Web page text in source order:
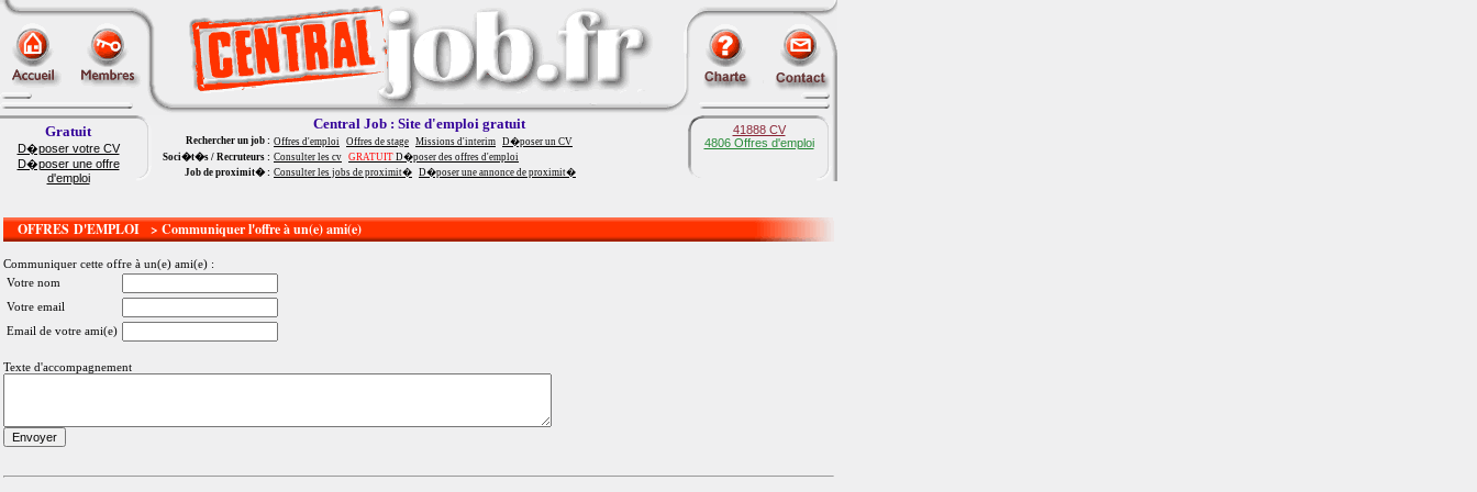
Gratuit
D�poser votre CV
D�poser une offre
d'emploi
Central Job : Site d'emploi gratuit
Rechercher un job : Offres d'emploi Offres de stage Missions d'interim D�poser un CV
Soci�t�s / Recruteurs : Consulter les cv GRATUIT D�poser des offres d'emploi
Job de proximit� : Consulter les jobs de proximit� D�poser une annonce de proximit�
41888 CV
4806 Offres d'emploi
OFFRES D'EMPLOI > Communiquer l'offre à un(e) ami(e)
Communiquer cette offre à un(e) ami(e) :
Votre nom
Votre email
Email de votre ami(e)
Texte d'accompagnement